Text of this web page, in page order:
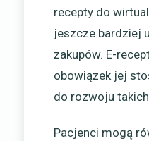
recepty do
jeszcze bardziej
zakupów. E-
obowiązek jej
do rozwoju
Pacjenci mogą